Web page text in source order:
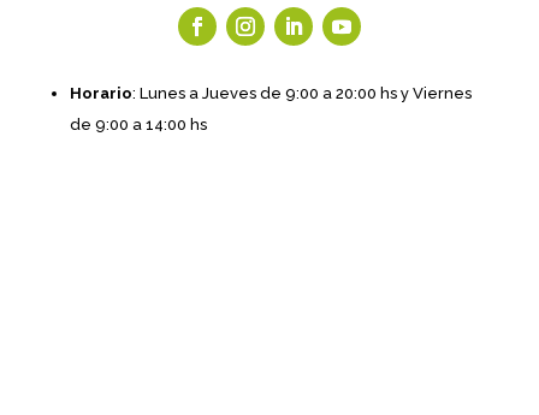
Horario: Lunes a Jueves de 9:00 a 20:00 hs y Viernes
de 9:00 a 14:00 hs